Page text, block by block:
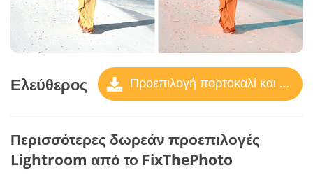
Ελεύθερος Προεπιλογή πορτοκαλί και γαλαζοπράσινο
Περισσότερες δωρεάν προεπιλογές
Lightroom από το FixThePhoto